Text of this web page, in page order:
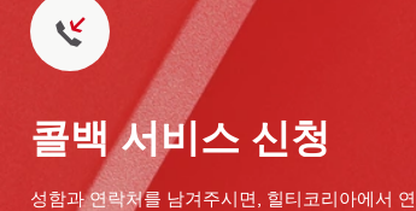
콜백 서비스 신청
성함과 연락처를 남겨주시면, 힐티코리아에서